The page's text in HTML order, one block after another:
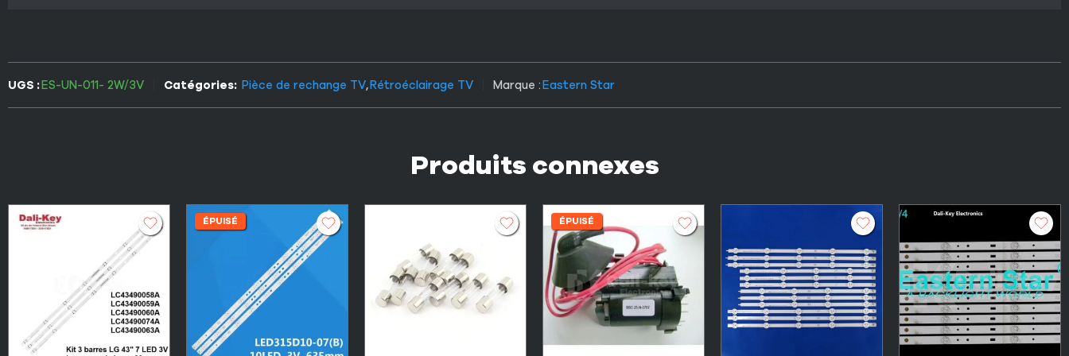
UGS :ES-UN-011- 2W/3V Catégories: Pièce de rechange TV,Rétroéclairage TV Marque :Eastern Star
Produits connexes
ÉPUISÉ ÉPUISÉ